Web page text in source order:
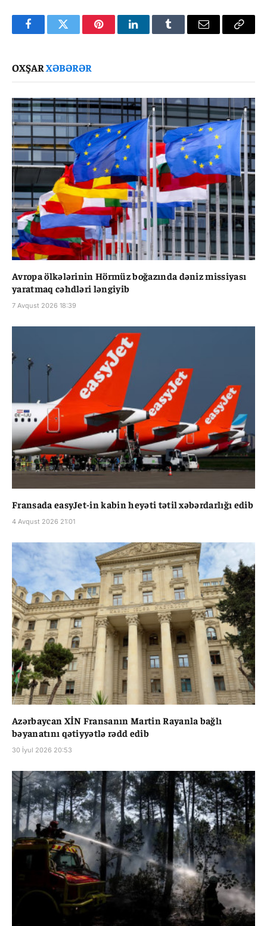
FacebookTwitter PinterestLinkedInTumblr Email
Copy
OXŞARXƏBƏRƏR
Avropa ölkələrinin Hörmüz boğazında dəniz missiyası
yaratmaq cəhdləri ləngiyib
7 Avqust 2026 18:39
Fransada easyJet-in kabin heyəti tətil xəbərdarlığı edib
4 Avqust 2026 21:01
Azərbaycan XİN Fransanın Martin Rayanla bağlı
bəyanatını qətiyyətlə rədd edib
30 İyul 2026 20:53